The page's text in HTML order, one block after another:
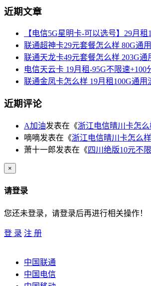
近期文章
【电信5G星明卡-可以选号】29月
联通超神卡29元套餐怎么样 80G通
联通天龙卡49元套餐怎么样 203G通
电信天云卡 19月租-95G不限速
联通金凤卡怎么样 19月租100G通用
近期评论
A加油发表在《浙江电信晴川卡怎
嘀嘀发表在《浙江电信晴川卡怎么
萧十一郎发表在《四川绝版10元不
×
请登录
您还未登录，请登录后再进行相关操作！
登 录 注 册
中国联通
中国电信